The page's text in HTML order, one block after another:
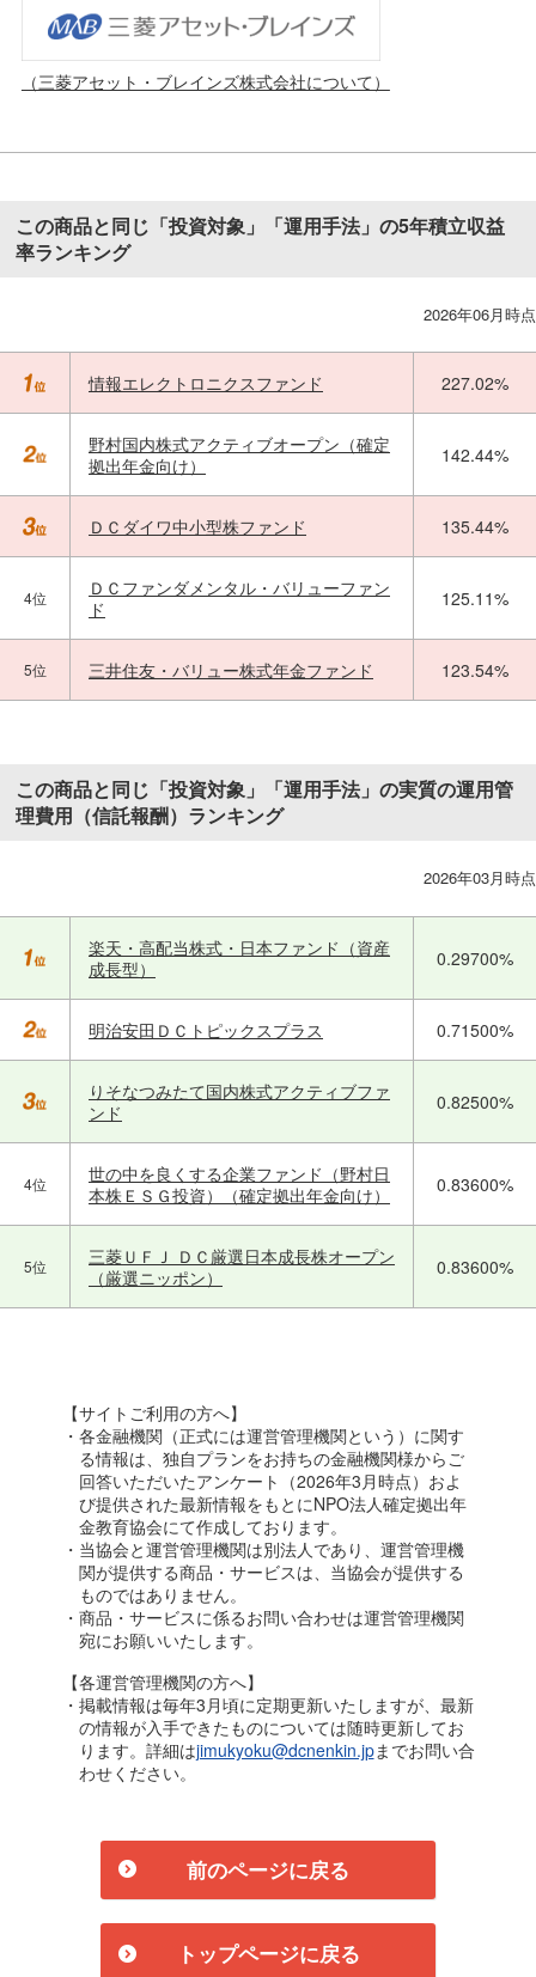
（三菱アセット・ブレインズ株式会社について）
この商品と同じ「投資対象」「運用手法」の5年積立収益
率ランキング
2026年06月時点
情報エレクトロニクスファンド 227.02%
野村国内株式アクティブオープン（確定
拠出年金向け）
142.44%
ＤＣダイワ中小型株ファンド 135.44%
4位
ＤＣファンダメンタル・バリューファン
ド
125.11%
5位 三井住友・バリュー株式年金ファンド 123.54%
この商品と同じ「投資対象」「運用手法」の実質の運用管
理費用（信託報酬）ランキング
2026年03月時点
楽天・高配当株式・日本ファンド（資産
成長型）
0.29700%
明治安田ＤＣトピックスプラス 0.71500%
りそなつみたて国内株式アクティブファ
ンド
0.82500%
4位
世の中を良くする企業ファンド（野村日
本株ＥＳＧ投資）（確定拠出年金向け）
0.83600%
5位
三菱ＵＦＪ ＤＣ厳選日本成長株オープン
（厳選ニッポン）
0.83600%
【サイトご利用の方へ】
・各金融機関（正式には運営管理機関という）に関す
る情報は、独自プランをお持ちの金融機関様からご
回答いただいたアンケート（2026年3月時点）およ
び提供された最新情報をもとにNPO法人確定拠出年
金教育協会にて作成しております。
・当協会と運営管理機関は別法人であり、運営管理機
関が提供する商品・サービスは、当協会が提供する
ものではありません。
・商品・サービスに係るお問い合わせは運営管理機関
宛にお願いいたします。
【各運営管理機関の方へ】
・掲載情報は毎年3月頃に定期更新いたしますが、最新
の情報が入手できたものについては随時更新してお
ります。詳細はjimukyoku@dcnenkin.jpまでお問い合
わせください。
前のページに戻る
トップページに戻る